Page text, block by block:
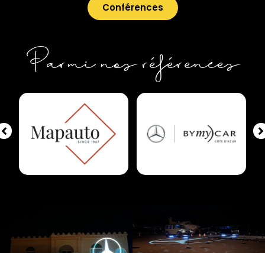
Conférences
Parmi nos références